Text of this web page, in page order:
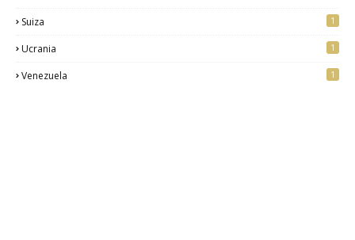
Suiza
1
Ucrania 1
Venezuela 1